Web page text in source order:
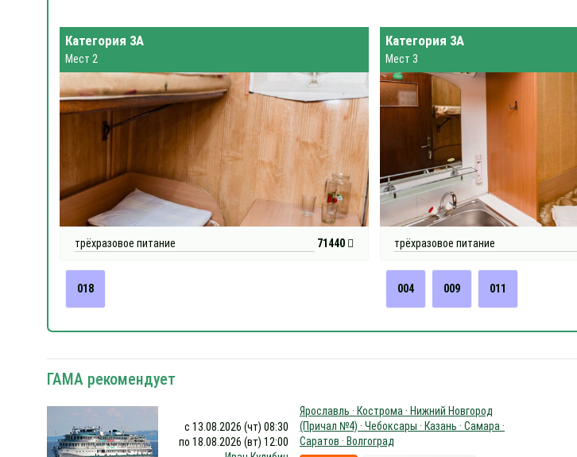
Категория 3А
Мест 2
трёхразовое питание 71440
018
Категория 3А
Мест 3
трёхразовое питание
004 009 011
ГАМА рекомендует
с 13.08.2026 (чт) 08:30
по 18.08.2026 (вт) 12:00
Ярославль · Кострома · Нижний Новгород
(Причал №4) · Чебоксары · Казань · Самара ·
Саратов · Волгоград